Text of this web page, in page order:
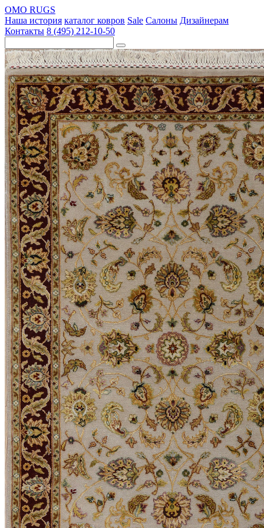
OMO RUGS
Наша история каталог ковров Sale Салоны Дизайнерам
Контакты 8 (495) 212-10-50